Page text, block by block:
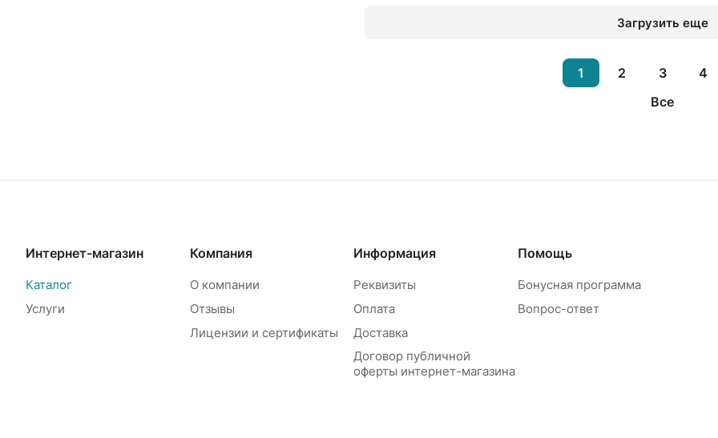
Загрузить еще
1 2 3 4
Все
Интернет-магазин
Каталог
Услуги
Компания
О компании
Отзывы
Лицензии и сертификаты
Информация
Реквизиты
Оплата
Доставка
Договор публичной
оферты интернет-магазина
Помощь
Бонусная программа
Вопрос-ответ